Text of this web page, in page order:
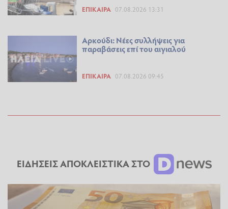
ΕΠΊΚΑΙΡΑ 07.08.2026 13:31
Αρκούδι: Νέες συλλήψεις για
παραβάσεις επί του αιγιαλού
ΕΠΊΚΑΙΡΑ 07.08.2026 09:45
ΕΙΔΗΣΕΙΣ ΑΠΟΚΛΕΙΣΤΙΚΑ ΣΤΟ